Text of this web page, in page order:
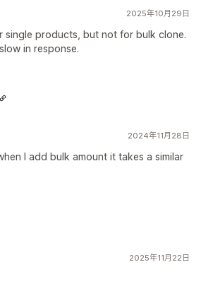
2025年10月29日
single products, but not for bulk clone.
in response.
2024年11月28日
I add bulk amount it takes a similar
2025年11月22日